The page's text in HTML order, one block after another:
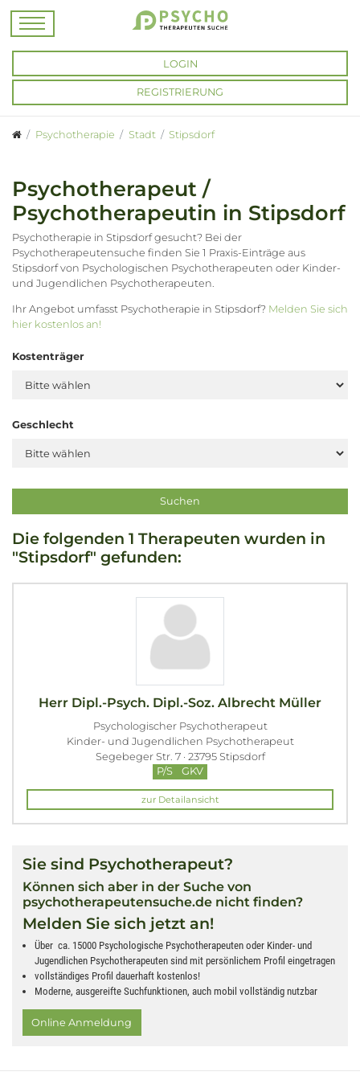
LOGIN
REGISTRIERUNG
Psychotherapie Stadt Stipsdorf
Psychotherapeut /
Psychotherapeutin in Stipsdorf
Psychotherapie in Stipsdorf gesucht? Bei der
Psychotherapeutensuche finden Sie 1 Praxis-Einträge aus
Stipsdorf von Psychologischen Psychotherapeuten oder Kinder-
und Jugendlichen Psychotherapeuten.
Ihr Angebot umfasst Psychotherapie in Stipsdorf? Melden Sie sich
hier kostenlos an!
Kostenträger
Geschlecht
Die folgenden 1 Therapeuten wurden in
"Stipsdorf" gefunden:
Herr Dipl.-Psych. Dipl.-Soz. Albrecht Müller
Psychologischer Psychotherapeut
Kinder- und Jugendlichen Psychotherapeut
Segebeger Str. 7 · 23795 Stipsdorf
P/S
GKV
zur Detailansicht
Sie sind Psychotherapeut?
Können sich aber in der Suche von
psychotherapeutensuche.de nicht finden?
Melden Sie sich jetzt an!
Über ca. 15000 Psychologische Psychotherapeuten oder Kinder- und
Jugendlichen Psychotherapeuten sind mit persönlichem Profil eingetragen
vollständiges Profil dauerhaft kostenlos!
Moderne, ausgereifte Suchfunktionen, auch mobil vollständig nutzbar
Online Anmeldung